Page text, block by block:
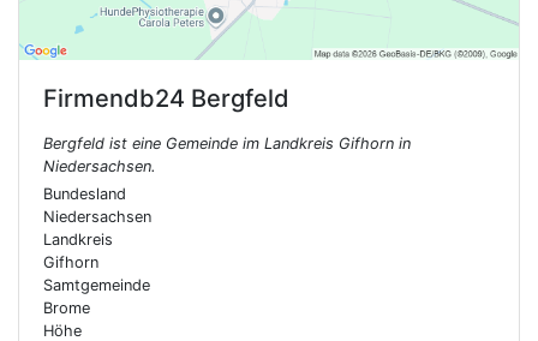
Firmendb24 Bergfeld
Bergfeld ist eine Gemeinde im Landkreis Gifhorn in
Niedersachsen.
Bundesland
Niedersachsen
Landkreis
Gifhorn
Samtgemeinde
Brome
Höhe